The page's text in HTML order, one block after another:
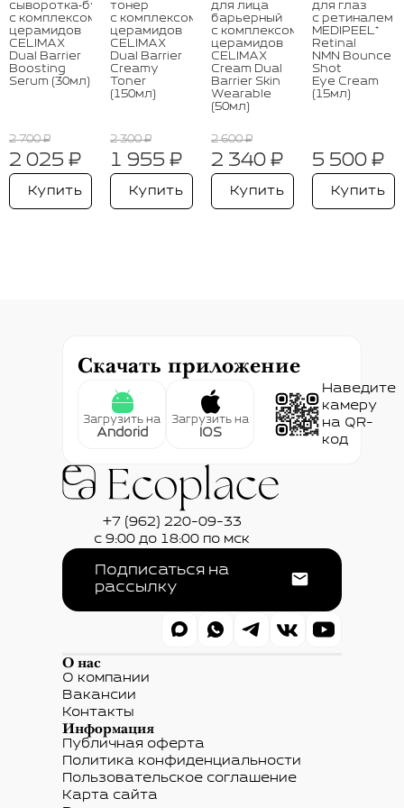
сыворотка‑бустер
с комплексом
церамидов
CELIMAX
Dual Barrier
Boosting
Serum (30мл)
2 700 ₽
2 025 ₽
Купить
тонер
с комплексом
церамидов
CELIMAX
Dual Barrier
Creamy
Toner
(150мл)
2 300 ₽
1 955 ₽
Купить
для лица
барьерный
с комплексом
церамидов
CELIMAX
Cream Dual
Barrier Skin
Wearable
(50мл)
2 600 ₽
2 340 ₽
Купить
для глаз
с ретиналем
MEDIPEEL⁺
Retinal
NMN Bounce
Shot
Eye Cream
(15мл)
5 500 ₽
Купить
Скачать приложение
Загрузить на
Andorid
Загрузить на
IOS
Наведите
камеру
на QR-
код
+7 (962) 220-09-33
с 9:00 до 18:00 по мск
Подписаться на
рассылку
О нас
О компании
Вакансии
Контакты
Информация
Публичная оферта
Политика конфиденциальности
Пользовательское соглашение
Карта сайта